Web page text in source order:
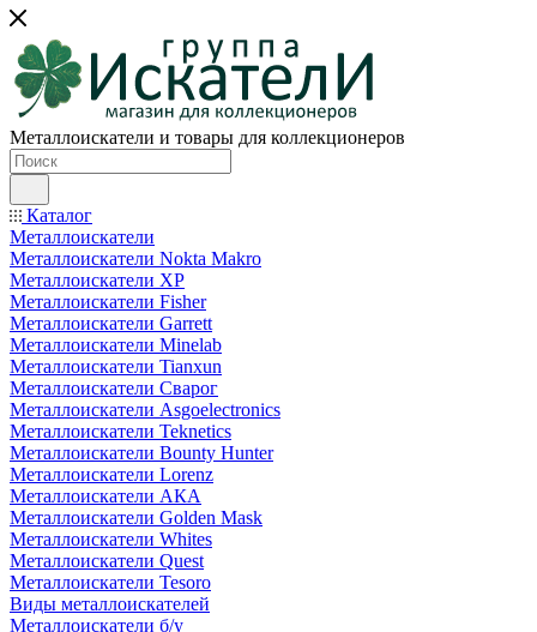
Металлоискатели и товары для коллекционеров
Каталог
Металлоискатели
Металлоискатели Nokta Makro
Металлоискатели XP
Металлоискатели Fisher
Металлоискатели Garrett
Металлоискатели Minelab
Металлоискатели Tianxun
Металлоискатели Сварог
Металлоискатели Asgoelectronics
Металлоискатели Teknetics
Металлоискатели Bounty Hunter
Металлоискатели Lorenz
Металлоискатели АКА
Металлоискатели Golden Mask
Металлоискатели Whites
Металлоискатели Quest
Металлоискатели Tesoro
Виды металлоискателей
Металлоискатели б/у